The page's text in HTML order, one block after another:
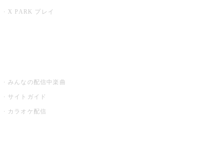
X PARK プレイ
みんなの配信中楽曲
サイトガイド
カラオケ配信